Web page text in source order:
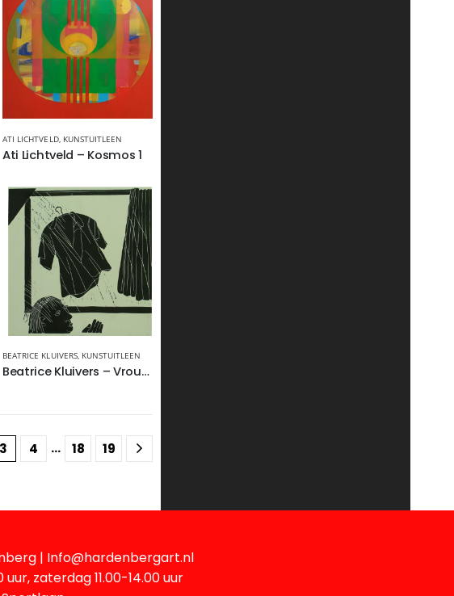
ATI LICHTVELD, KUNSTUITLEEN
Ati Lichtveld – Kosmos 1
BEATRICE KLUIVERS, KUNSTUITLEEN
Beatrice Kluivers – Vrouw kijkt overhemd na
3 4 … 18 19
| Info@hardenbergart.nl
zaterdag 11.00-14.00 uur